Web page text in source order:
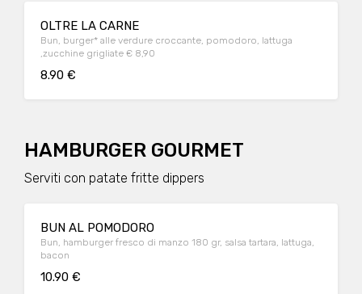
OLTRE LA CARNE
Bun, burger* alle verdure croccante, pomodoro, lattuga
,zucchine grigliate € 8,90
8.90 €
HAMBURGER GOURMET
Serviti con patate fritte dippers
BUN AL POMODORO
Bun, hamburger fresco di manzo 180 gr, salsa tartara, lattuga,
bacon
10.90 €